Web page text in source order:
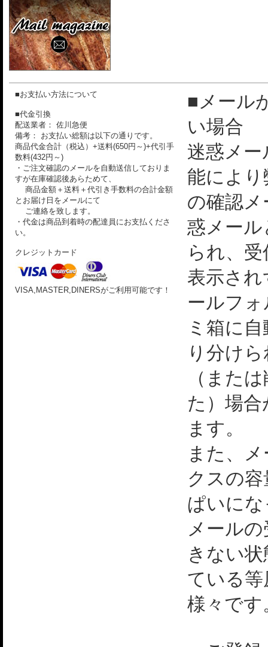
■お支払い方法について
■代金引換
配送業者： 佐川急便
備考： お支払い総額は以下の通りです。
商品代金合計（税込）+送料(650円～)+代引手
数料(432円～)
・ご注文確認のメールを自動送信しておりま
すが在庫確認後あらためて、
商品金額＋送料＋代引き手数料の合計金額
とお届け日をメールにて
ご連絡を致します。
・代金は商品到着時の配達員にお支払くださ
い。
クレジットカード
VISA,MASTER,DINERSがご利用可能です！
■メール
い場合
迷惑メー
能によ
の確認
惑メー
られ、
表示さ
ールフ
ミ箱に
り分け
（また
た）場
ます。
また、
クスの
ぱいに
メール
きない
ている
様々です